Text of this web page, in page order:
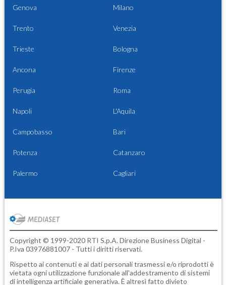
Genova Milano
Trento Venezia
Trieste Bologna
Ancona Firenze
Perugia Roma
Napoli L'Aquila
Campobasso Bari
Potenza Catanzaro
Palermo Cagliari
Copyright © 1999-2020 RTI S.p.A. Direzione Business Digital -
P.Iva 03976881007 - Tutti i diritti riservati.
Rispetto ai contenuti e ai dati personali trasmessi e/o riprodotti è
vietata ogni utilizzazione funzionale all'addestramento di sistemi
di intelligenza artificiale generativa. È altresì fatto divieto